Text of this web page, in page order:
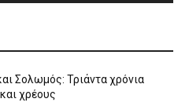
Σολωμός: Τριάντα χρόνια
χρέους